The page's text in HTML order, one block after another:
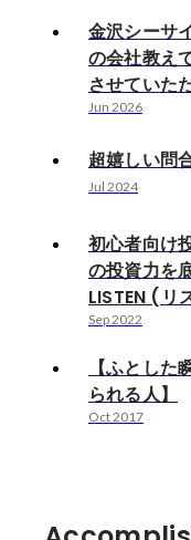
金沢シーサ
の会社教え
させていた
Jun 2026
超嬉しい問
Jul 2024
初心者向け
の投資力を
LISTEN (リ
Sep 2022
【ふとし
られる人】
Oct 2017